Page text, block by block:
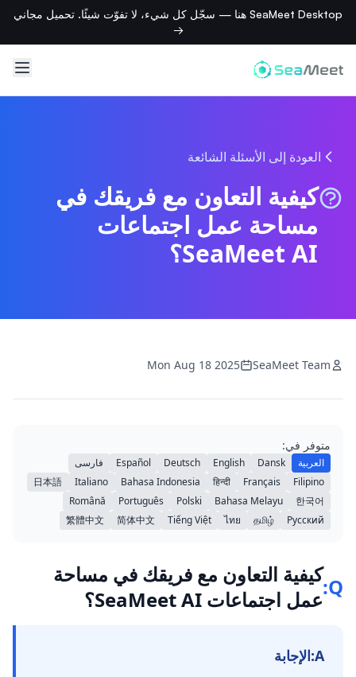
SeaMeet Desktop هنا — سجّل كل شيء، لا تفوّت شيئًا. تحميل مجاني
→
العودة إلى الأسئلة الشائعة
كيفية التعاون مع فريقك في
مساحة عمل اجتماعات
SeaMeet AI؟
SeaMeet Team
Mon Aug 18 2025
متوفر في:
العربية Dansk
English
Deutsch
Español
فارسی
Filipino
Français
हिन्दी
Bahasa Indonesia
Italiano
日本語
한국어
Bahasa Melayu
Polski
Português
Română
Русский
தமிழ்
ไทย
Tiếng Việt
简体中文
繁體中文
Q: كيفية التعاون مع فريقك في مساحة
عمل اجتماعات SeaMeet AI؟
A: الإجابة